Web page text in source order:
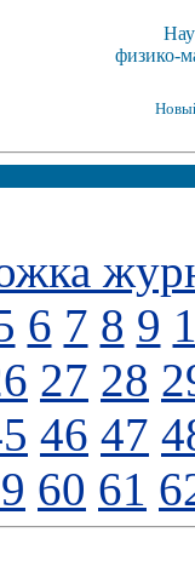
физико-
6 7 8 9
27 28
46 47
60 61